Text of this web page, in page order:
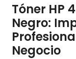
Tóner HP
Negro:
Negocio